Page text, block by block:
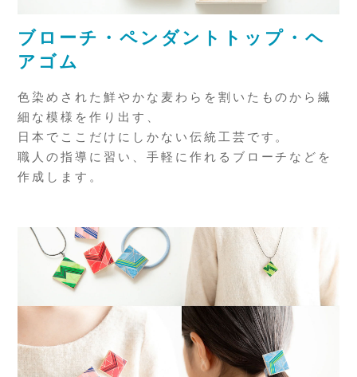
ブローチ・ペンダントトップ・ヘ
アゴム
色染めされた鮮やかな麦わらを割いたものから繊
細な模様を作り出す、
日本でここだけにしかない伝統工芸です。
職人の指導に習い、手軽に作れるブローチなどを
作成します。